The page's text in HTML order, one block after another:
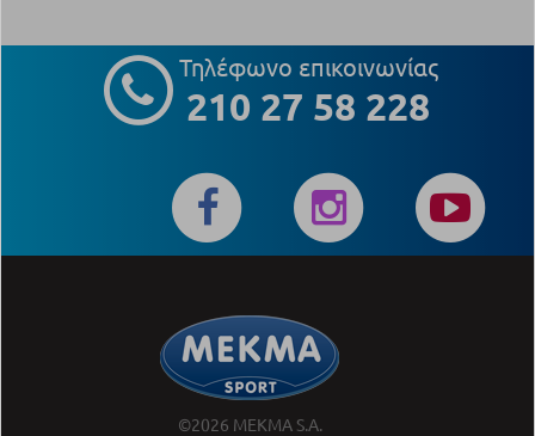
Τηλέφωνο επικοινωνίας
210 27 58 228
©2026 MEKMA S.A.